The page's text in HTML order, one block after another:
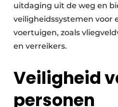
uitdaging uit de weg en
veiligheidssystemen voor
voertuigen, zoals
en verreikers.
Veiligheid
personen